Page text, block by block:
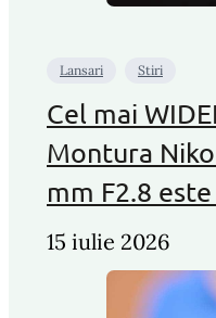
Lansari Stiri
Cel mai
Montura
mm F2.8
15 iulie 2026